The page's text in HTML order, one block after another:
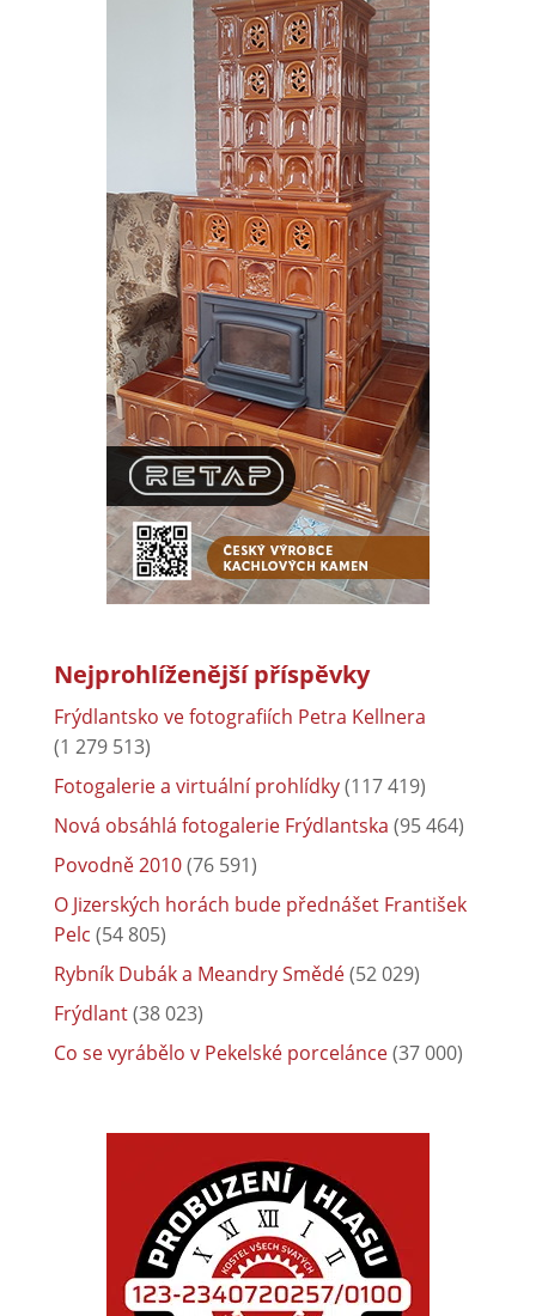
Nejprohlíženější příspěvky
Frýdlantsko ve fotografiích Petra Kellnera
(1 279 513)
Fotogalerie a virtuální prohlídky(117 419)
Nová obsáhlá fotogalerie Frýdlantska (95 464)
Povodně 2010(76 591)
O Jizerských horách bude přednášet František
Pelc (54 805)
Rybník Dubák a Meandry Smědé(52 029)
Frýdlant(38 023)
Co se vyrábělo v Pekelské porcelánce(37 000)